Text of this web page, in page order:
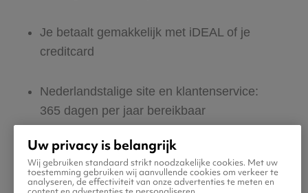
Je betaalt gemakkelijk met iDEAL of je
creditcard
Nederlandstalige site en klantenservice:
365 dagen per jaar bereikbaar
Zeker van veilig boeken en betalen
Boek ook direct een hotel of huurauto voor
Uw privacy is belangrijk
Wij gebruiken standaard strikt noodzakelijke cookies. Met uw
toestemming gebruiken wij aanvullende cookies om verkeer te
analyseren, de effectiviteit van onze advertenties te meten en